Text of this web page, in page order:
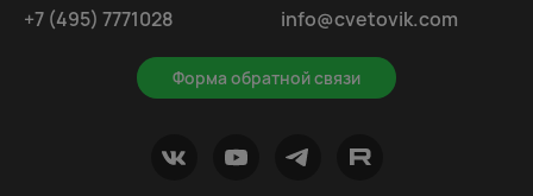
+7 (495) 7771028
Форма обратной связи
info@cvetovik.com